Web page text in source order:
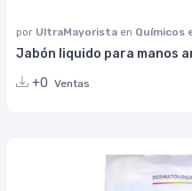
por UltraMayorista en Químicos
Jabón liquido para manos
+0 Ventas